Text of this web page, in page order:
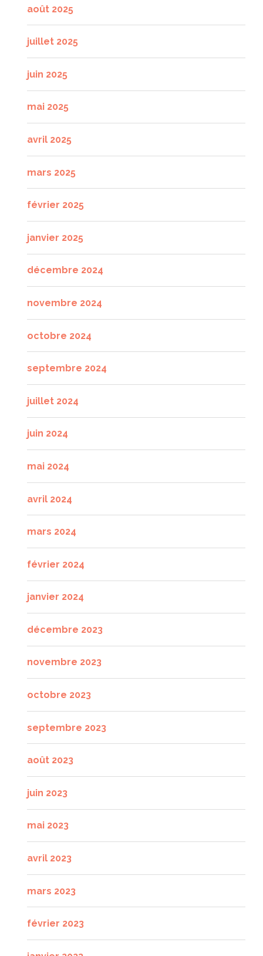
août 2025
juillet 2025
juin 2025
mai 2025
avril 2025
mars 2025
février 2025
janvier 2025
décembre 2024
novembre 2024
octobre 2024
septembre 2024
juillet 2024
juin 2024
mai 2024
avril 2024
mars 2024
février 2024
janvier 2024
décembre 2023
novembre 2023
octobre 2023
septembre 2023
août 2023
juin 2023
mai 2023
avril 2023
mars 2023
février 2023